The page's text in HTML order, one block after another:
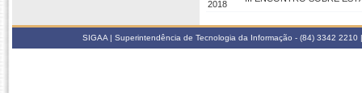
2018
SIGAA | Superintendência de Tecnologia da Informação - (84) 3342